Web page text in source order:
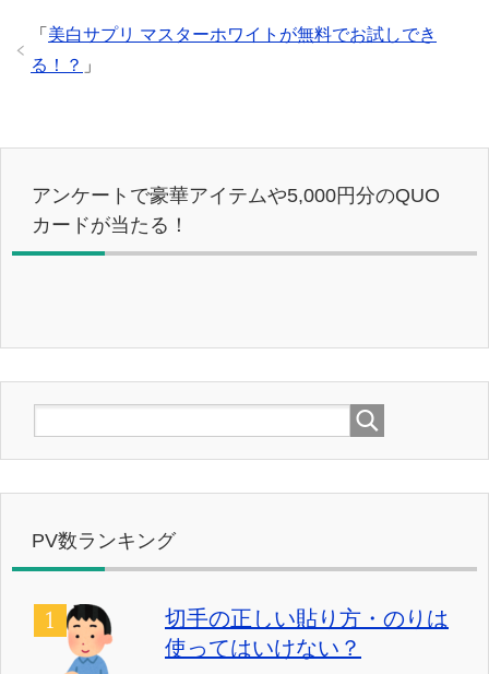
「 美白サプリ マスターホワイトが無料でお試しでき
る！？ 」
アンケートで豪華アイテムや5,000円分のQUO
カードが当たる！
PV数ランキング
切手の正しい貼り方・のりは
使ってはいけない？